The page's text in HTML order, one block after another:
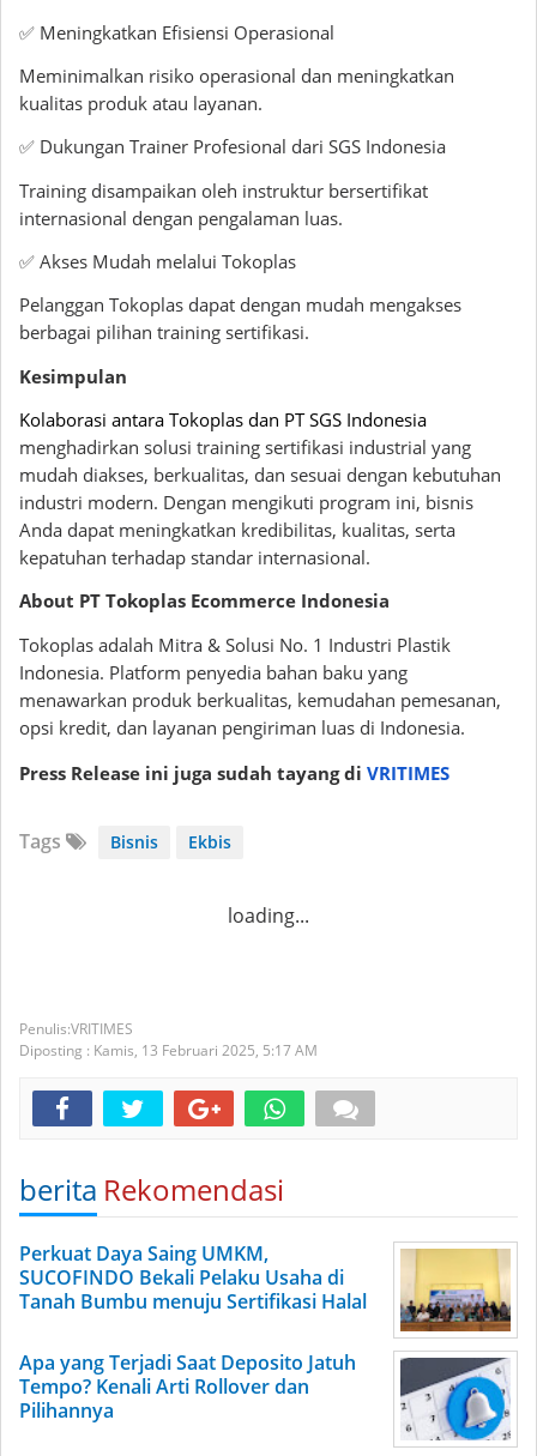
✅ Meningkatkan Efisiensi Operasional
Meminimalkan risiko operasional dan meningkatkan
kualitas produk atau layanan.
✅ Dukungan Trainer Profesional dari SGS Indonesia
Training disampaikan oleh instruktur bersertifikat
internasional dengan pengalaman luas.
✅ Akses Mudah melalui Tokoplas
Pelanggan Tokoplas dapat dengan mudah mengakses
berbagai pilihan training sertifikasi.
Kesimpulan
Kolaborasi antara Tokoplas dan PT SGS Indonesia
menghadirkan solusi training sertifikasi industrial yang
mudah diakses, berkualitas, dan sesuai dengan kebutuhan
industri modern. Dengan mengikuti program ini, bisnis
Anda dapat meningkatkan kredibilitas, kualitas, serta
kepatuhan terhadap standar internasional.
About PT Tokoplas Ecommerce Indonesia
Tokoplas adalah Mitra & Solusi No. 1 Industri Plastik
Indonesia. Platform penyedia bahan baku yang
menawarkan produk berkualitas, kemudahan pemesanan,
opsi kredit, dan layanan pengiriman luas di Indonesia.
Press Release ini juga sudah tayang di VRITIMES
Tags Bisnis Ekbis
loading...
VRITIMES
Diposting : Kamis, 13 Februari 2025, 5:17 AM
berita Rekomendasi
Perkuat Daya Saing UMKM,
SUCOFINDO Bekali Pelaku Usaha di
Tanah Bumbu menuju Sertifikasi Halal
Apa yang Terjadi Saat Deposito Jatuh
Tempo? Kenali Arti Rollover dan
Pilihannya